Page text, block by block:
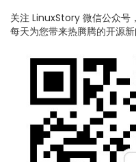
关注 LinuxStory 微信公众号
每天为您带来热腾腾的开源